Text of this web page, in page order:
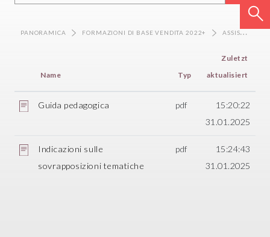
PANORAMICA FORMAZIONI DI BASE VENDITA 2022+ ASSISTENTE DEL COMMERCIO AL DETTAGLIO CFP
Name Typ
Zuletzt
aktualisiert
Guida pedagogica pdf
15:20:22
31.01.2025
Indicazioni sulle
sovrapposizioni tematiche
pdf
15:24:43
31.01.2025